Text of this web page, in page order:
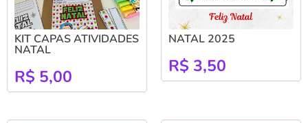
KIT CAPAS ATIVIDADES
NATAL
R$ 5,00
NATAL 2025
R$ 3,50